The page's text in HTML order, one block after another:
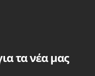
τα νέα μας